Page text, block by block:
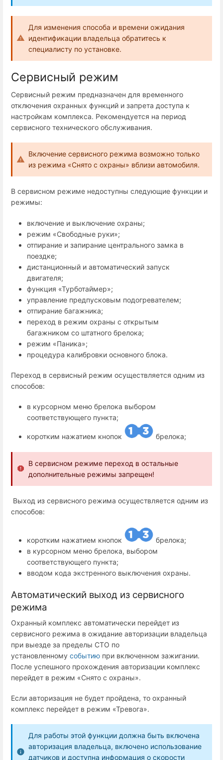
Для изменения способа и времени ожидания
идентификации владельца обратитесь к
специалисту по установке.
Сервисный режим
Сервисный режим предназначен для временного
отключения охранных функций и запрета доступа к
настройкам комплекса. Рекомендуется на период
сервисного технического обслуживания.
Включение сервисного режима возможно только
из режима «Снято с охраны» вблизи автомобиля.
В сервисном режиме недоступны следующие функции и
режимы:
включение и выключение охраны;
режим «Свободные руки»;
отпирание и запирание центрального замка в
поездке;
дистанционный и автоматический запуск
двигателя;
функция «Турботаймер»;
управление предпусковым подогревателем;
отпирание багажника;
переход в режим охраны с открытым
багажником со штатного брелока;
режим «Паника»;
процедура калибровки основного блока.
Переход в сервисный режим осуществляется одним из
способов:
в курсорном меню брелока выбором
соответствующего пункта;
коротким нажатием кнопок брелока;
В сервисном режиме переход в остальные
дополнительные режимы запрещен!
Выход из сервисного режима осуществляется одним из
способов:
коротким нажатием кнопок
брелока;
в курсорном меню брелока, выбором
соответствующего пункта;
вводом кода экстренного выключения охраны.
Автоматический выход из сервисного
режима
Охранный комплекс автоматически перейдет из
сервисного режима в ожидание авторизации владельца
при выезде за пределы СТО по
установленному событию при включенном зажигании.
После успешного прохождения авторизации комплекс
перейдет в режим «Снято с охраны».
Если авторизация не будет пройдена, то охранный
комплекс перейдет в режим «Тревога».
Для работы этой функции должна быть включена
авторизация владельца, включено использование
датчиков и доступна информация о скорости